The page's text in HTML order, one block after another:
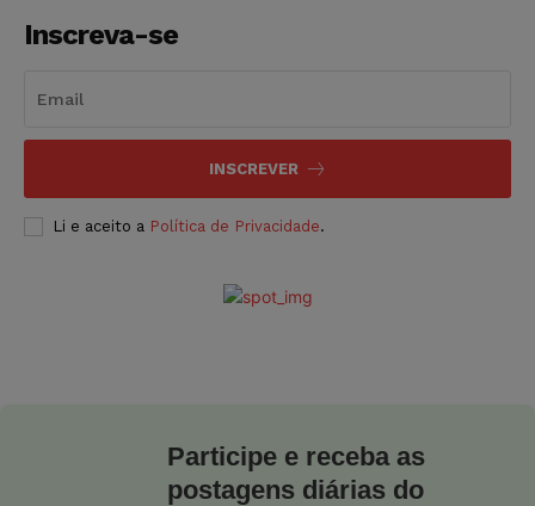
Inscreva-se
INSCREVER
Li e aceito a Política de Privacidade.
Participe e receba as
postagens diárias do